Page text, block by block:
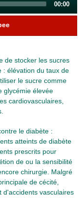
00:00
de stocker les sucres
: élévation du taux de
le sucre comme
glycémie élevée
cardiovasculaires,
le diabète :
atteints de diabète
prescrits pour
de ou la sensibilité
chirurgie. Malgré
de cécité,
d'accidents vasculaires